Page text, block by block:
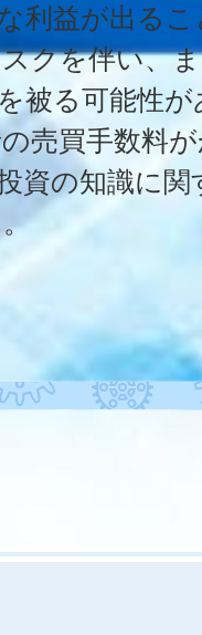
利益が出る
クを伴い、
被る可能性
売買手数料
資の知識に
。